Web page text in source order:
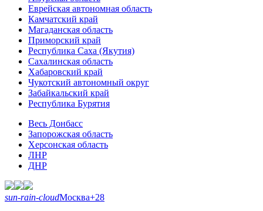
Еврейская автономная область
Камчатский край
Магаданская область
Приморский край
Республика Саха (Якутия)
Сахалинская область
Хабаровский край
Чукотский автономный округ
Забайкальский край
Республика Бурятия
Весь Донбасс
Запорожская область
Херсонская область
ЛНР
ДНР
sun-rain-cloudМосква+28